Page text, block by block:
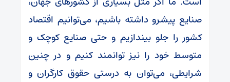
صنایع پیشرو داشته باشیم، می‌توانیم اقتصاد
کشور را جلو بیندازیم و حتی صنایع کوچک و
متوسط خود را نیز توانمند کنیم و در چنین
شرایطی، می‌توان به درستی حقوق کارگران و